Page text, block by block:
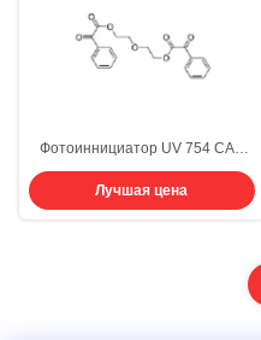
Фотоиннициатор UV 754 CAS
211510-16-6
Бензенооцетическая кислота,
альфа-оксо-, оксид-2,1-
Лучшая цена